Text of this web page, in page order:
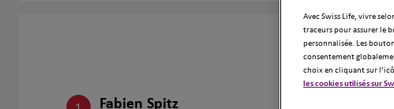
Fabien Spitz
Avec Swiss Life, vivre
traceurs pour assurer le
personnalisée. Les
consentement
choix en cliquant sur
les cookies utilisés sur